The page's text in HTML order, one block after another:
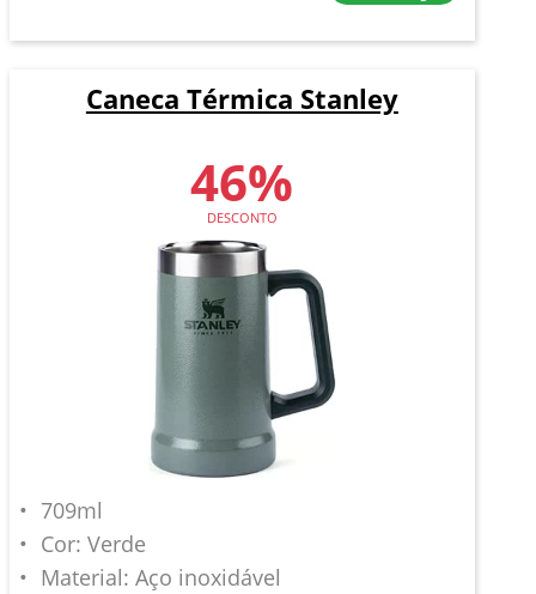
Caneca Térmica Stanley
46%
DESCONTO
709ml
Cor: Verde
Material: Aço inoxidável